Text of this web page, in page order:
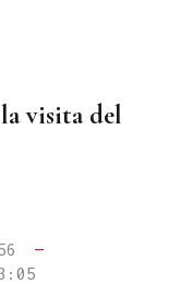
visita del
—